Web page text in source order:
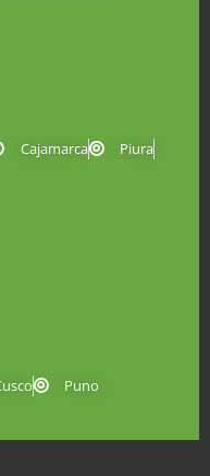
Cajamarca
Piura
Puno